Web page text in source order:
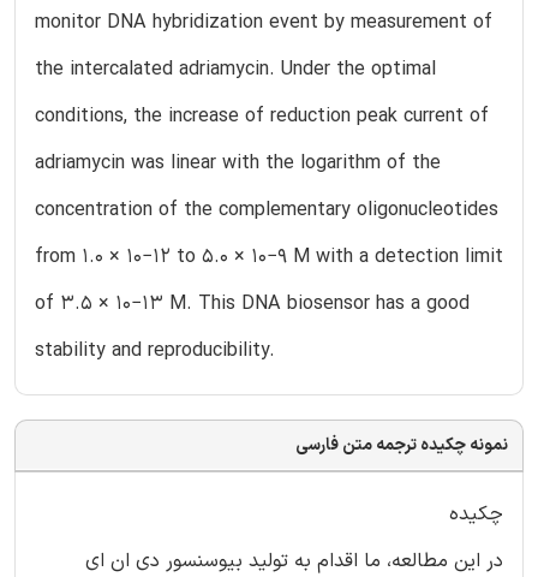
monitor DNA hybridization event by measurement of
the intercalated adriamycin. Under the optimal
conditions, the increase of reduction peak current of
adriamycin was linear with the logarithm of the
concentration of the complementary oligonucleotides
from 1.0 × 10−12 to 5.0 × 10−9 M with a detection limit
of 3.5 × 10−13 M. This DNA biosensor has a good
stability and reproducibility.
نمونه چکیده ترجمه متن فارسی
چکیده
در این مطالعه، ما اقدام به تولید بیوسنسور دی ان ای